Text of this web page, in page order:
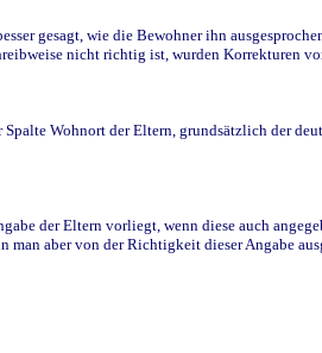
gesagt, wie die Bewohner ihn
nicht richtig ist, wurden Korrekturen
Wohnort der Eltern, grundsätzlich der
der Eltern vorliegt, wenn diese auch
aber von der Richtigkeit dieser Angabe